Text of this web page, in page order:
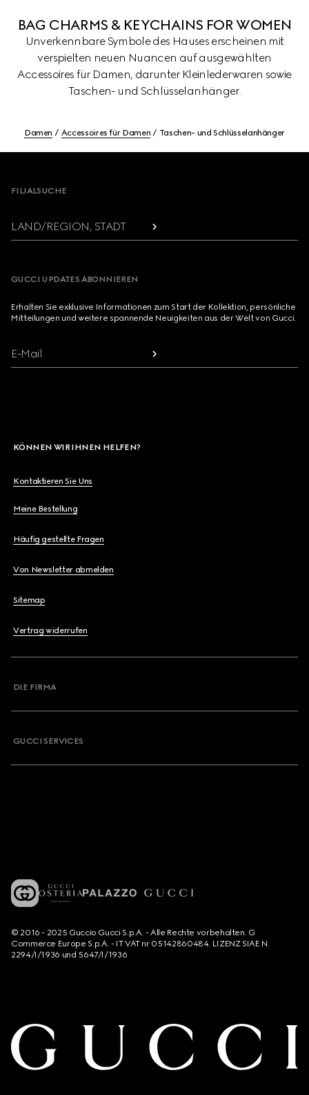
BAG CHARMS & KEYCHAINS FOR WOMEN
Unverkennbare Symbole des Hauses erscheinen mit
verspielten neuen Nuancen auf ausgewählten
Accessoires für Damen, darunter Kleinlederwaren sowie
Taschen- und Schlüsselanhänger.
Damen Accessoires für Damen Taschen- und Schlüsselanhänger
FILIALSUCHE
LAND/REGION, STADT
GUCCI UPDATES ABONNIEREN
Erhalten Sie exklusive Informationen zum Start der Kollektion, persönliche
Mitteilungen und weitere spannende Neuigkeiten aus der Welt von Gucci.
E-Mail
KÖNNEN WIR IHNEN HELFEN?
Kontaktieren Sie Uns
Meine Bestellung
Häufig gestellte Fragen
Von Newsletter abmelden
Sitemap
Vertrag widerrufen
DIE FIRMA
GUCCI SERVICES
© 2016 - 2025 Guccio Gucci S.p.A. - Alle Rechte vorbehalten. G
Commerce Europe S.p.A. - IT VAT nr 05142860484. LIZENZ SIAE N.
2294/I/1936 und 5647/I/1936